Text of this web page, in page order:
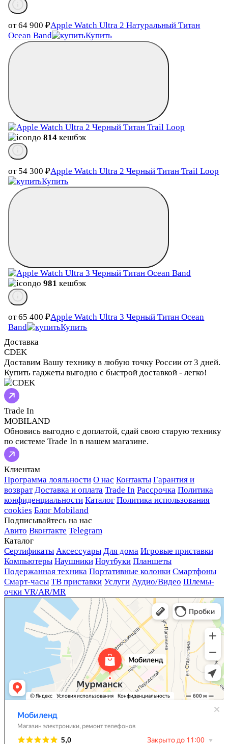
от 64 900₽Apple Watch Ultra 2 Натуральный Титан
Ocean Band
Купить
до814 кешбэк
от 54 300₽Apple Watch Ultra 2 Черный Титан Trail Loop
Купить
до981 кешбэк
от 65 400₽Apple Watch Ultra 3 Черный Титан Ocean
Band
Купить
Доставка
CDEK
Доставим Вашу технику в любую точку России от 3 дней.
Купить гаджеты выгодно с быстрой доставкой - легко!
Trade In
MOBILAND
Обновись выгодно с доплатой, сдай свою старую технику
по системе Trade In в нашем магазине.
Клиентам
Программа лояльности О нас Контакты Гарантия и
возврат Доставка и оплата Trade In Рассрочка Политика
конфиденциальности Каталог Политика использования
cookies Блог Mobiland
Подписывайтесь на нас
Авито Вконтакте Telegram
Каталог
Сертификаты Аксессуары Для дома Игровые приставки
Компьютеры Наушники Ноутбуки Планшеты
Подержанная техника Портативные колонки Смартфоны
Смарт-часы ТВ приставки Услуги Аудио/Видео Шлемы-
очки VR/AR/MR
Мобиленд
Магазин электроники в Мурманске